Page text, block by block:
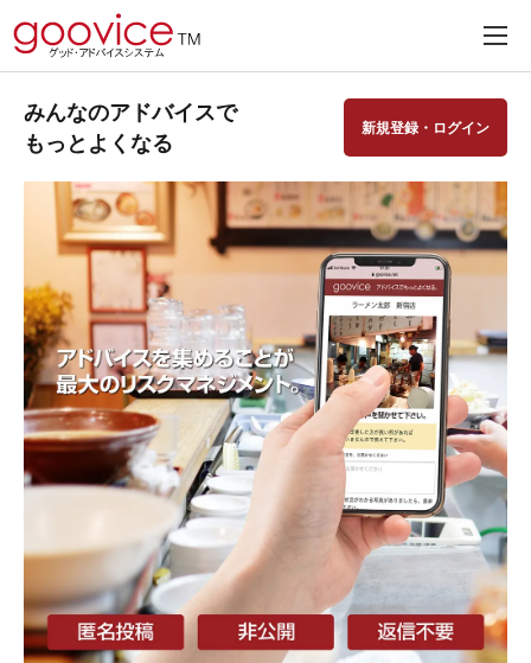
みんなのアドバイスで
もっとよくなる
新規登録・ログイン